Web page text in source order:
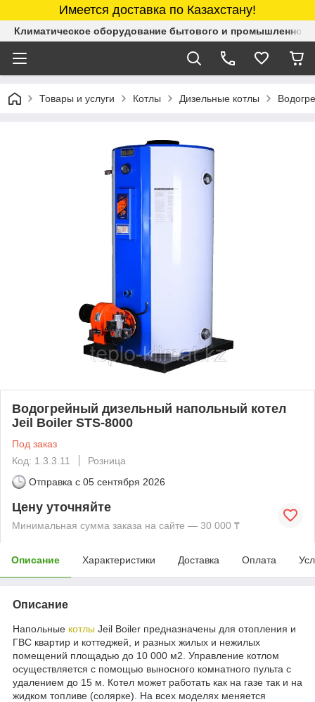
Имеется доставка по Казахстану!
Климатическое оборудование бытового и промышленного
Товары и услуги Котлы Дизельные котлы
Водогрейный дизельный напольный котел
Jeil Boiler STS-8000
Под заказ
Код: 1.3.3.11
Розница
Отправка с 05 сентября 2026
Цену уточняйте
Минимальная сумма заказа на сайте — 30 000 ₸
Описание Характеристики Доставка Оплата
Описание
Напольные котлы Jeil Boiler предназначены для отопления и
ГВС квартир и коттеджей, и разных жилых и нежилых
помещений площадью до 10 000 м2. Управление котлом
осуществляется с помощью выносного комнатного пульта с
удалением до 15 м. Котел может работать как на газе так и на
жидком топливе (солярке). На всех моделях меняется